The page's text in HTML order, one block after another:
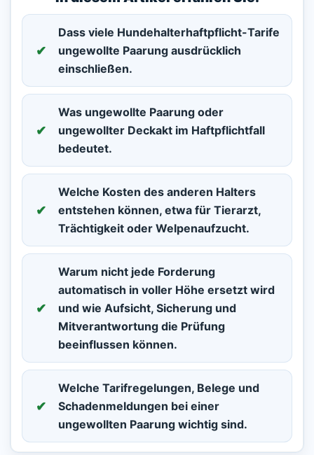
Dass viele Hundehalterhaftpflicht-Tarife
ungewollte Paarung ausdrücklich
einschließen.
Was ungewollte Paarung oder
ungewollter Deckakt im Haftpflichtfall
bedeutet.
Welche Kosten des anderen Halters
entstehen können, etwa für Tierarzt,
Trächtigkeit oder Welpenaufzucht.
Warum nicht jede Forderung
automatisch in voller Höhe ersetzt wird
und wie Aufsicht, Sicherung und
Mitverantwortung die Prüfung
beeinflussen können.
Welche Tarifregelungen, Belege und
Schadenmeldungen bei einer
ungewollten Paarung wichtig sind.